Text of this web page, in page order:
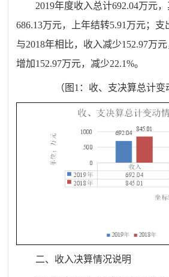
2019年度收入总计692.04万元
686.13万元，上年结转5.91 万元；支
与2018年相比，收入减少152.97万元
增加152.97万元， 减少22.1%。
（图 1 ：收、支决算总计变
二、 收入决算情况说明